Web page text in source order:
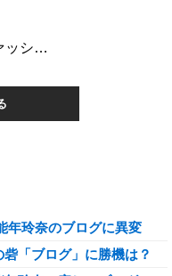
ッシ…
年玲奈のブログに異変
「ブログ」に勝機は？